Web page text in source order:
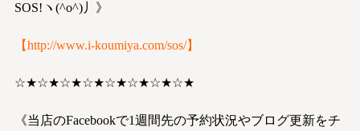
SOS!ヽ(^o^)丿》
【http://www.i-koumiya.com/sos/】
☆★☆★☆★☆★☆★☆★☆★☆★
《当店のFacebookで1週間先の予約状況やブログ更新をチ